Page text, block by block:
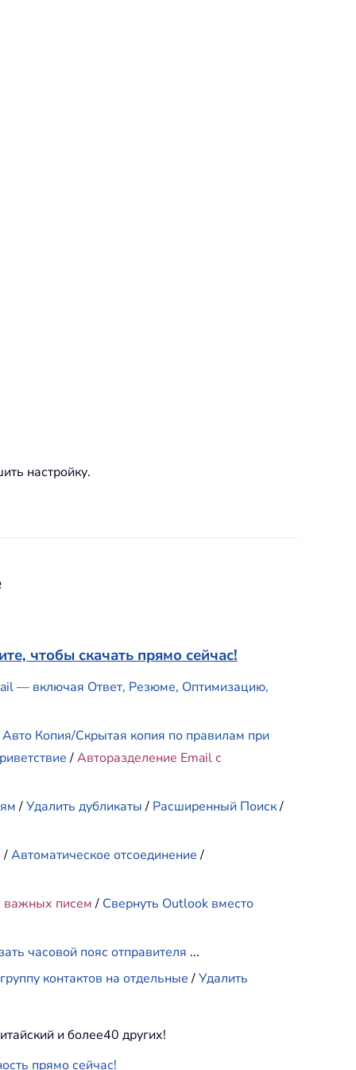
настройку.
чтобы скачать прямо сейчас!
— включая Ответ, Резюме, Оптимизацию,
Авто Копия/Скрытая копия по правилам при
/Авторазделение Email с
/Удалить дубликаты/ Расширенный Поиск/
/Автоматическое отсоединение/
важных писем/ Свернуть Outlook вместо
часовой пояс отправителя ...
контактов на отдельные/Удалить
и более40 других!
прямо сейчас!